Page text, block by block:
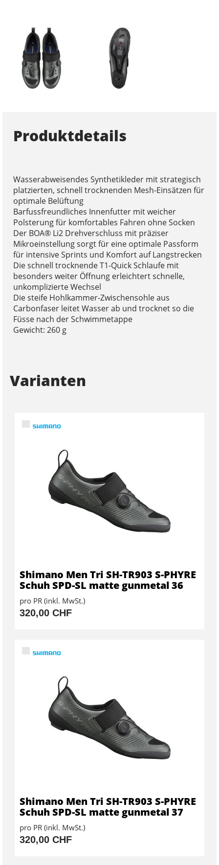
Produktdetails
Wasserabweisendes Synthetikleder mit strategisch
platzierten, schnell trocknenden Mesh-Einsätzen für
optimale Belüftung
Barfussfreundliches Innenfutter mit weicher
Polsterung für komfortables Fahren ohne Socken
Der BOA® Li2 Drehverschluss mit präziser
Mikroeinstellung sorgt für eine optimale Passform
für intensive Sprints und Komfort auf Langstrecken
Die schnell trocknende T1-Quick Schlaufe mit
besonders weiter Öffnung erleichtert schnelle,
unkomplizierte Wechsel
Die steife Hohlkammer-Zwischensohle aus
Carbonfaser leitet Wasser ab und trocknet so die
Füsse nach der Schwimmetappe
Gewicht: 260 g
Varianten
Shimano Men Tri SH-TR903 S-PHYRE
Schuh SPD-SL matte gunmetal 36
pro PR (inkl. MwSt.)
320,00 CHF
Shimano Men Tri SH-TR903 S-PHYRE
Schuh SPD-SL matte gunmetal 37
pro PR (inkl. MwSt.)
320,00 CHF